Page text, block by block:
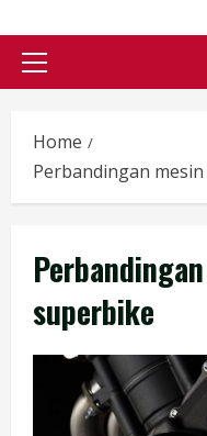
Primary
Home
Perbandingan
superbike